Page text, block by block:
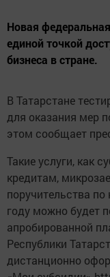
Новая
единой точкой
бизнеса в стране.
В Татарстане
для оказания мер
этом сообщает
Такие услуги, как
кредитам,
поручительства
году можно будет
апробированной
Республики
дистанционно